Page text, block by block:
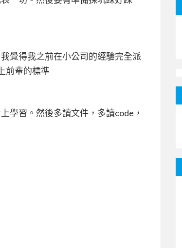
覺得我之前在小公司的經驗完全派
前輩的標準
學習。然後多讀文件，多讀code，